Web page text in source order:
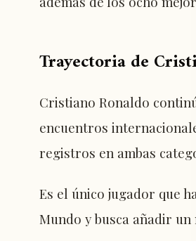
Trayectoria de
Cristiano Ronaldo
encuentros
registros en ambas
Es el único jugador que
Mundo y busca añadir